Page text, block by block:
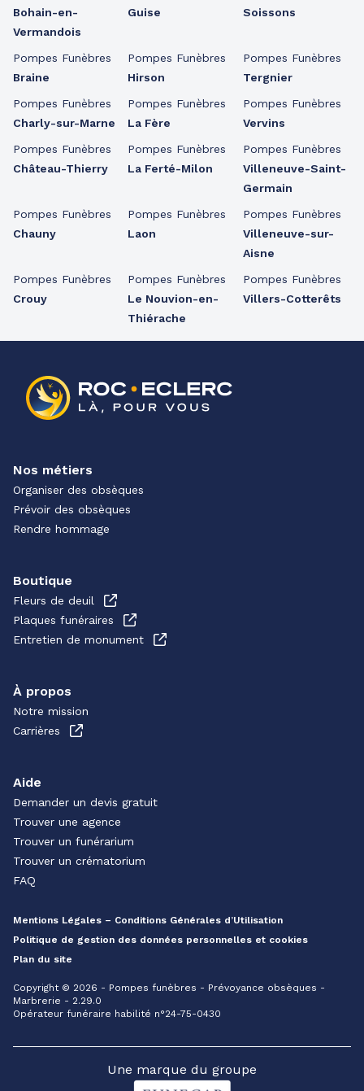
Bohain-en-
Vermandois
Pompes Funèbres
Braine
Pompes Funèbres
Charly-sur-Marne
Pompes Funèbres
Château-Thierry
Pompes Funèbres
Chauny
Pompes Funèbres
Crouy
Guise
Pompes Funèbres
Hirson
Pompes Funèbres
La Fère
Pompes Funèbres
La Ferté-Milon
Pompes Funèbres
Laon
Pompes Funèbres
Le Nouvion-en-
Thiérache
Soissons
Pompes Funèbres
Tergnier
Pompes Funèbres
Vervins
Pompes Funèbres
Villeneuve-Saint-
Germain
Pompes Funèbres
Villeneuve-sur-
Aisne
Pompes Funèbres
Villers-Cotterêts
Nos métiers
Organiser des obsèques
Prévoir des obsèques
Rendre hommage
Boutique
Fleurs de deuil
Plaques funéraires
Entretien de monument
À propos
Notre mission
Carrières
Aide
Demander un devis gratuit
Trouver une agence
Trouver un funérarium
Trouver un crématorium
FAQ
Mentions Légales – Conditions Générales d’Utilisation
Politique de gestion des données personnelles et cookies
Plan du site
Copyright © 2026 - Pompes funèbres - Prévoyance obsèques -
Marbrerie - 2.29.0
Opérateur funéraire habilité n°24-75-0430
Une marque du groupe